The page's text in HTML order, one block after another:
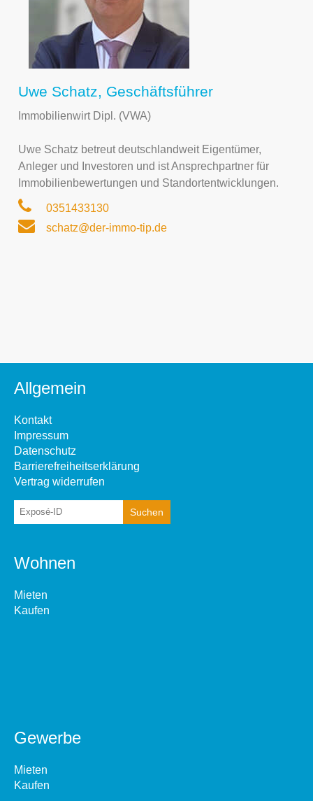
Uwe Schatz, Geschäftsführer
Immobilienwirt Dipl. (VWA)
Uwe Schatz betreut deutschlandweit Eigentümer,
Anleger und Investoren und ist Ansprechpartner für
Immobilienbewertungen und Standortentwicklungen.
0351433130
schatz@der-immo-tip.de
Allgemein
Kontakt
Impressum
Datenschutz
Barrierefreiheitserklärung
Vertrag widerrufen
Wohnen
Mieten
Kaufen
Gewerbe
Mieten
Kaufen